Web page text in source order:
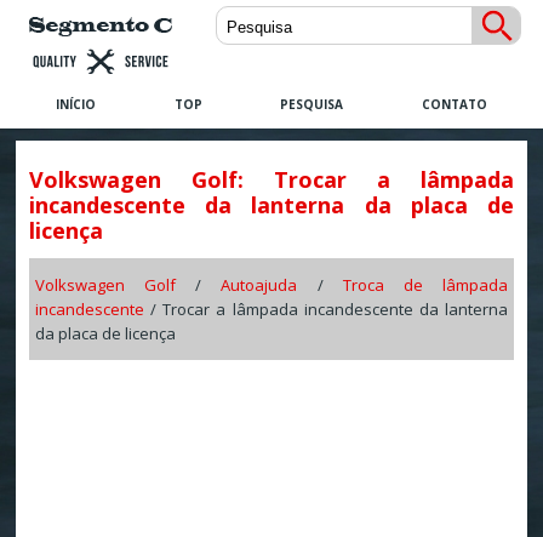
INÍCIO TOP PESQUISA CONTATO
Volkswagen Golf: Trocar a lâmpada
incandescente da lanterna da placa de
licença
Volkswagen Golf/Autoajuda / Troca de lâmpada
incandescente / Trocar a lâmpada incandescente da lanterna
da placa de licença